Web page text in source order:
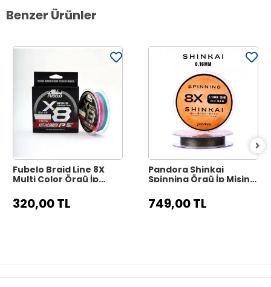
Benzer Ürünler
Fubelo Braid Line 8X
Multi Color Örgü İp
320,00 TL
Pandora Shinkai
Spinning Örgü İp Misina
Green
749,00 TL